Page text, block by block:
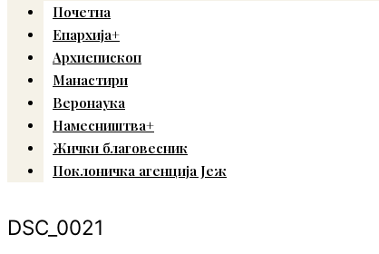
Почетна
Епархија+
Архиепископ
Манастири
Веронаука
Намесништва+
Жички благовесник
Поклоничка агенција Јеж
DSC_0021